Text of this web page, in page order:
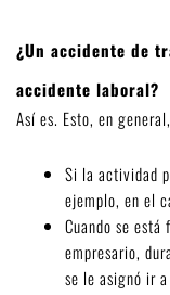
¿Un accidente de
accidente laboral?
Así es. Esto, en
Si la actividad
ejemplo, en el
Cuando se
empresario,
se le asignó ir